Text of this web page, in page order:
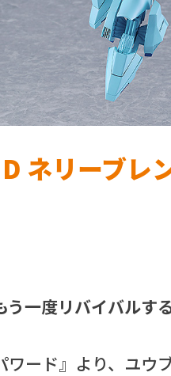
ネリーブレ
う一度リバイバルす
ワード』より、ユウ